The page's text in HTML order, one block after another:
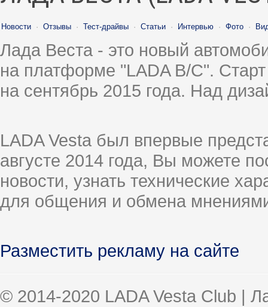
Новости · Отзывы · Тест-драйвы · Статьи · Интервью · Фото ·
Лада Веста - это новый
на платформе "LADA B/C".
на сентябрь 2015 года. Над
LADA Vesta был впервые
августе 2014 года, Вы можете
новости, узнать технические
для общения и обмена
Разместить рекламу на сайте
© 2014-2020 LADA Vesta Club |